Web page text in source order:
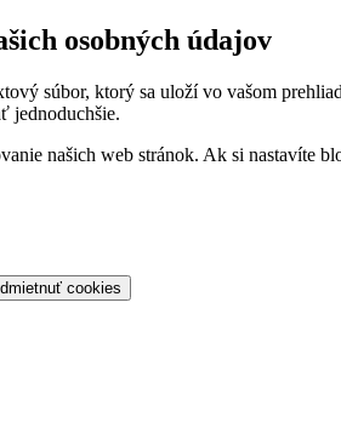
osobných údajov
súbor, ktorý sa uloží vo vašom
jednoduchšie.
našich web stránok. Ak si nastavíte